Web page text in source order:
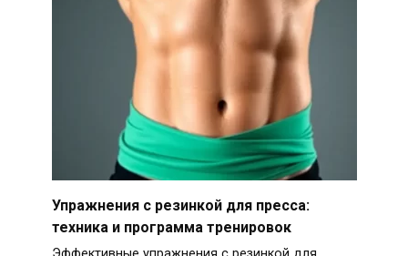
Упражнения с резинкой для пресса:
техника и программа тренировок